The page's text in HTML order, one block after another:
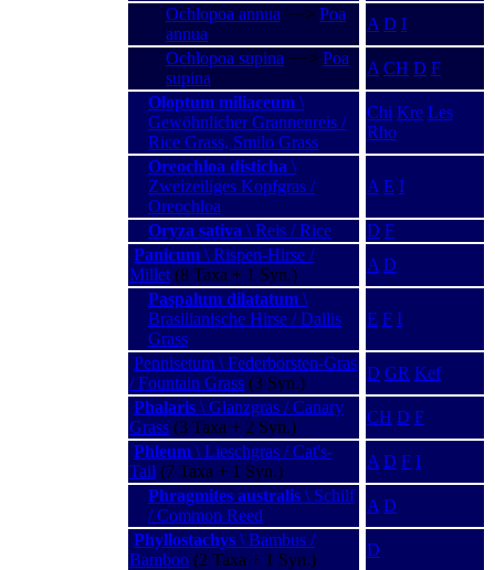
Ochlopoa annua −−> Poa
annua
A D I
Ochlopoa supina −−> Poa
supina
A CH D F
Oloptum miliaceum \
Gewöhnlicher Grannenreis /
Rice Grass, Smilo Grass
Chi Kre Les
Rho
Oreochloa disticha \
Zweizeiliges Kopfgras /
Oreochloa
A E I
Oryza sativa \ Reis / Rice D F
Panicum \ Rispen-Hirse /
Millet (8 Taxa + 1 Syn.)
A D
Paspalum dilatatum \
Brasilianische Hirse / Dallis
Grass
E F I
Pennisetum \ Federborsten-Gras
/ Fountain Grass (3 Syn.)
D GR Kef
Phalaris \ Glanzgras / Canary
Grass (3 Taxa + 2 Syn.)
CH D F
Phleum \ Lieschgras / Cat's-
Tail (7 Taxa + 1 Syn.)
A D F I
Phragmites australis \ Schilf
/ Common Reed
A D
Phyllostachys \ Bambus /
Bamboo (2 Taxa + 1 Syn.)
D